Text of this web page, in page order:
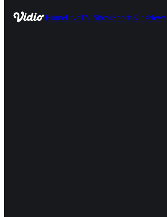
HomeLiveTV ShowSportsKidsNews